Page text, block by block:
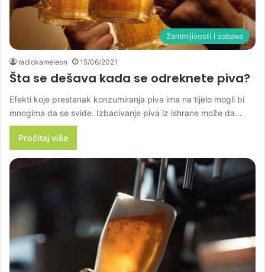
Zanimljivosti i zabava
radiokameleon 15/06/2021
Šta se dešava kada se odreknete piva?
Efekti koje prestanak konzumiranja piva ima na tijelo mogli bi
mnogima da se svide. Izbacivanje piva iz ishrane može da…
Pročitaj više